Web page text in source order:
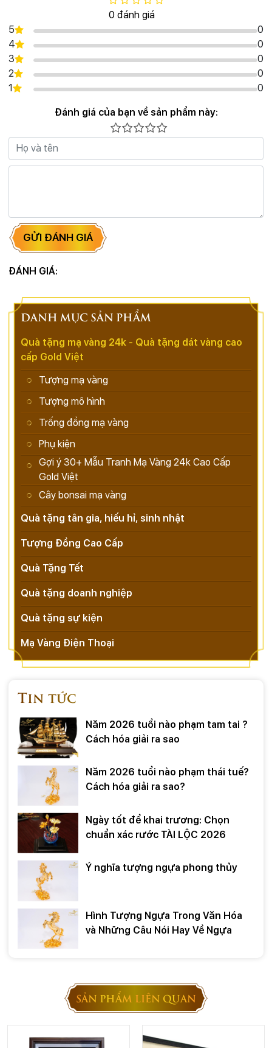
0 đánh giá
5
0
4
0
3
0
2
0
1
0
Đánh giá của bạn về sản phẩm này:
GỬI ĐÁNH GIÁ
ĐÁNH GIÁ:
DANH MỤC SẢN PHẨM
Quà tặng mạ vàng 24k - Quà tặng dát vàng cao
cấp Gold Việt
Tượng mạ vàng
Tượng mô hình
Trống đồng mạ vàng
Phụ kiện
Gợi ý 30+ Mẫu Tranh Mạ Vàng 24k Cao Cấp
Gold Việt
Cây bonsai mạ vàng
Quà tặng tân gia, hiếu hỉ, sinh nhật
Tượng Đồng Cao Cấp
Quà Tặng Tết
Quà tặng doanh nghiệp
Quà tặng sự kiện
Mạ Vàng Điện Thoại
Tin tức
Năm 2026 tuổi nào phạm tam tai ?
Cách hóa giải ra sao
Năm 2026 tuổi nào phạm thái tuế?
Cách hóa giải ra sao?
Ngày tốt để khai trương: Chọn
chuẩn xác rước TÀI LỘC 2026
Ý nghĩa tượng ngựa phong thủy
Hình Tượng Ngựa Trong Văn Hóa
và Những Câu Nói Hay Về Ngựa
SẢN PHẨM LIÊN QUAN